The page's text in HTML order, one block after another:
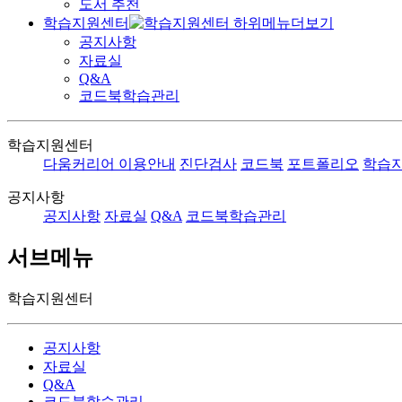
도서 추천
학습지원센터
공지사항
자료실
Q&A
코드북학습관리
학습지원센터
다움커리어 이용안내 진단검사 코드북 포트폴리오 학습
공지사항
공지사항 자료실 Q&A 코드북학습관리
서브메뉴
학습지원센터
공지사항
자료실
Q&A